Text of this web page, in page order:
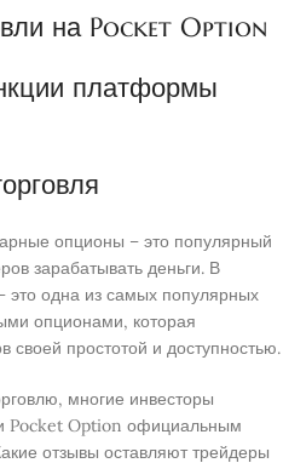
на Pocket Option
платформы
опционы – это популярный
зарабатывать деньги. В
одна из самых популярных
опционами, которая
своей простотой и доступностью.
многие инвесторы
Pocket Option официальным
отзывы оставляют трейдеры